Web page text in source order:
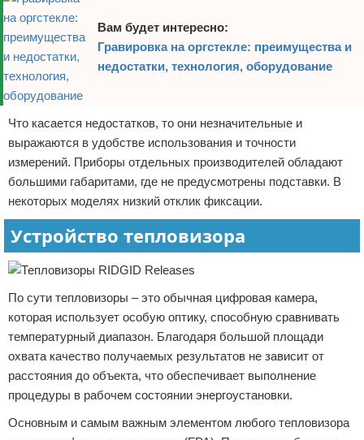
Вам будет интересно:
Гравировка на оргстекле: преимущества и
недостатки, технология, оборудование
Что касается недостатков, то они незначительные и
выражаются в удобстве использования и точности
измерений. Приборы отдельных производителей обладают
большими габаритами, где не предусмотрены подставки. В
некоторых моделях низкий отклик фиксации.
Устройство тепловизора
По сути тепловизоры – это обычная цифровая камера,
которая использует особую оптику, способную сравнивать
температурный диапазон. Благодаря большой площади
охвата качество получаемых результатов не зависит от
расстояния до объекта, что обеспечивает выполнение
процедуры в рабочем состоянии энергоустановки.
Основным и самым важным элементом любого тепловизора